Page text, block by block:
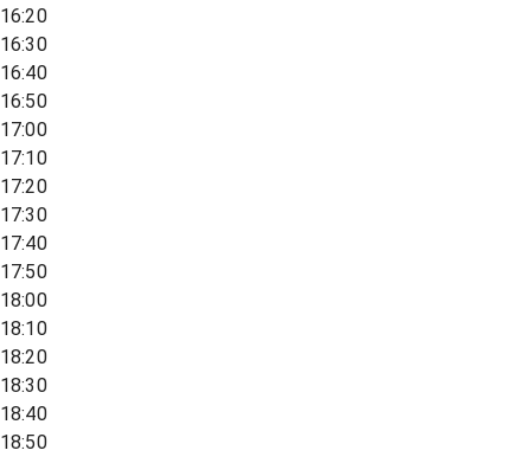
16:20
16:30
16:40
16:50
17:00
17:10
17:20
17:30
17:40
17:50
18:00
18:10
18:20
18:30
18:40
18:50